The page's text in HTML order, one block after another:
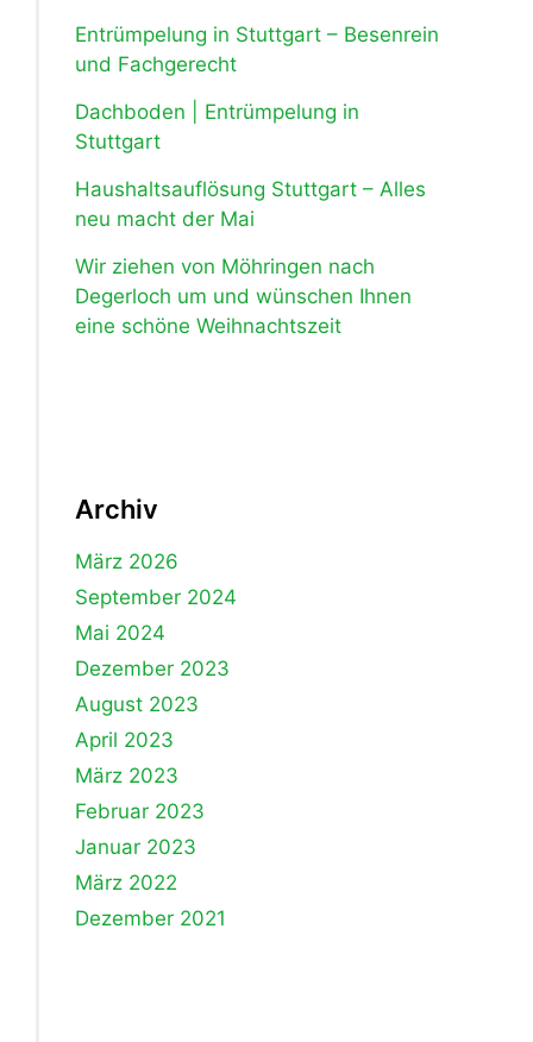
Entrümpelung in Stuttgart – Besenrein
und Fachgerecht
Dachboden | Entrümpelung in
Stuttgart
Haushaltsauflösung Stuttgart – Alles
neu macht der Mai
Wir ziehen von Möhringen nach
Degerloch um und wünschen Ihnen
eine schöne Weihnachtszeit
Archiv
März 2026
September 2024
Mai 2024
Dezember 2023
August 2023
April 2023
März 2023
Februar 2023
Januar 2023
März 2022
Dezember 2021